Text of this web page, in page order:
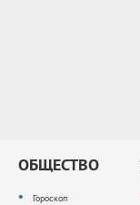
ОБЩЕСТВО
Гороскоп